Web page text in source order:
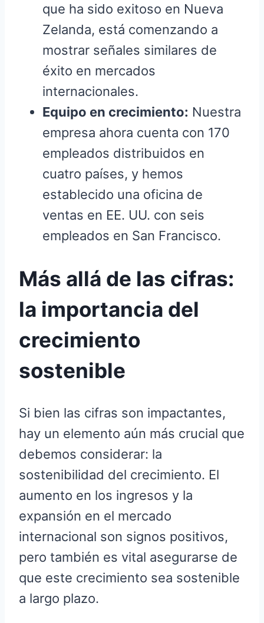
que ha sido exitoso en Nueva
Zelanda, está comenzando a
mostrar señales similares de
éxito en mercados
internacionales.
Equipo en crecimiento: Nuestra
empresa ahora cuenta con 170
empleados distribuidos en
cuatro países, y hemos
establecido una oficina de
ventas en EE. UU. con seis
empleados en San Francisco.
Más allá de las cifras:
la importancia del
crecimiento
sostenible
Si bien las cifras son impactantes,
hay un elemento aún más crucial que
debemos considerar: la
sostenibilidad del crecimiento. El
aumento en los ingresos y la
expansión en el mercado
internacional son signos positivos,
pero también es vital asegurarse de
que este crecimiento sea sostenible
a largo plazo.